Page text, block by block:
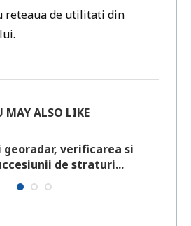
reteaua de utilitati din
MAY ALSO LIKE
verificarea si
de straturi...